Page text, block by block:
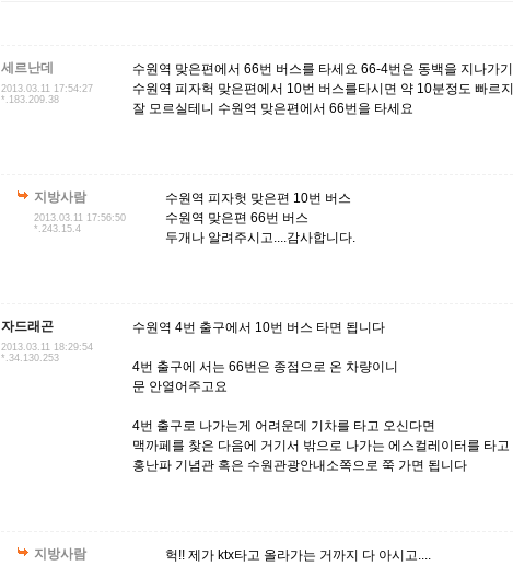
세르난데
2013.03.11 17:54:27
*.183.209.38
수원역 맞은편에서 66번 버스를 타세요 66-4번은 동백을 지나가
수원역 피자헉 맞은편에서 10번 버스를타시면 약 10분정도 빠르
잘 모르실테니 수원역 맞은편에서 66번을 타세요
지방사람
2013.03.11 17:56:50
*.243.15.4
수원역 피자헛 맞은편 10번 버스
수원역 맞은편 66번 버스
두개나 알려주시고....감사합니다.
자드래곤
2013.03.11 18:29:54
*.34.130.253
수원역 4번 출구에서 10번 버스 타면 됩니다
4번 출구에 서는 66번은 종점으로 온 차량이니
문 안열어주고요
4번 출구로 나가는게 어려운데 기차를 타고 오신다면
맥까페를 찾은 다음에 거기서 밖으로 나가는 에스컬레이터를 타고
홍난파 기념관 혹은 수원관광안내소쪽으로 쭉 가면 됩니다
지방사람
헉!! 제가 ktx타고 올라가는 거까지 다 아시고....